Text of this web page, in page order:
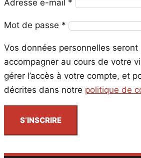
Adresse e-mail *
Mot de passe * Obligatoire
Vos données personnelles
accompagner au cours de votre
gérer l’accès à votre compte, et
décrites dans notre politique de
S’INSCRIRE